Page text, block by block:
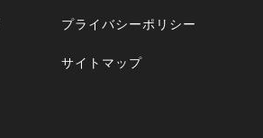
プライバシーポリシー
サイトマップ